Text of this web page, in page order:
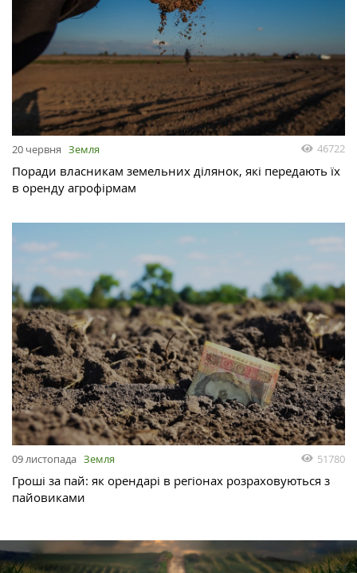
20 червня Земля 46722
Поради власникам земельних ділянок, які передають їх
в оренду агрофірмам
09 листопада Земля 51780
Гроші за пай: як орендарі в регіонах розраховуються з
пайовиками